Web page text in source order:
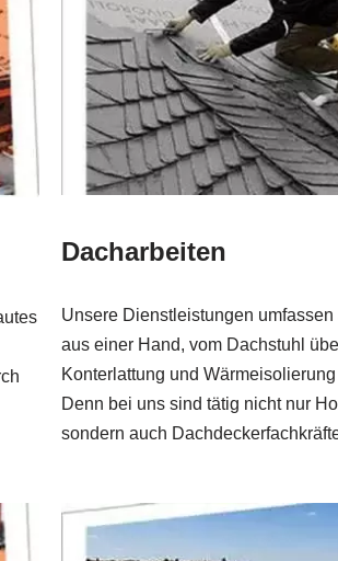
Dacharbeiten
Unsere Dienstleistungen
aus einer Hand, vom Dachstuhl
Konterlattung und
Denn bei uns sind tätig nicht nur
sondern auch